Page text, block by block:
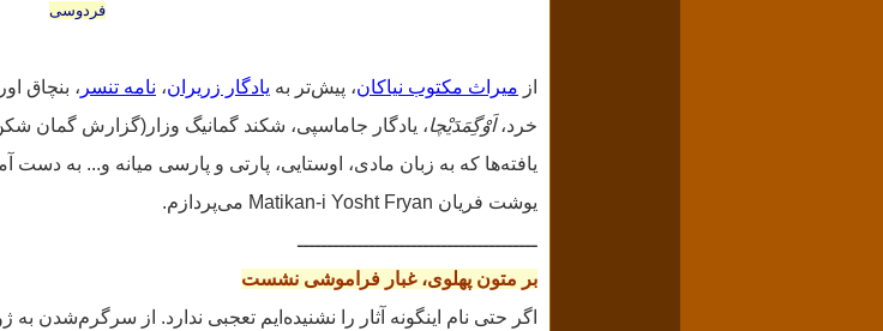
فردوسی
از میراث مکتوب نیاکان، پیش‌تر به یادگار زریران، نامه تنسر ، بنچاق
خرد،اَوْگِمَدَیْچا‌، یادگار جاماسپی، شکند گمانیگ وزار(گزارش گمان
یافته‌‌ها که به زبان مادی، اوستایی، پارتی و پارسی میانه و... به دست
یوشت فریان Matikan-i Yosht Fryan می‌پردازم.
ــــــــــــــــــــــــــــــــــــــــ
بر متون پهلوی، غبار فراموشی نشست
اگر حتی نام اینگونه آثار را نشنیده‌ایم تعجبی ندارد. از سرگرم‌شدن